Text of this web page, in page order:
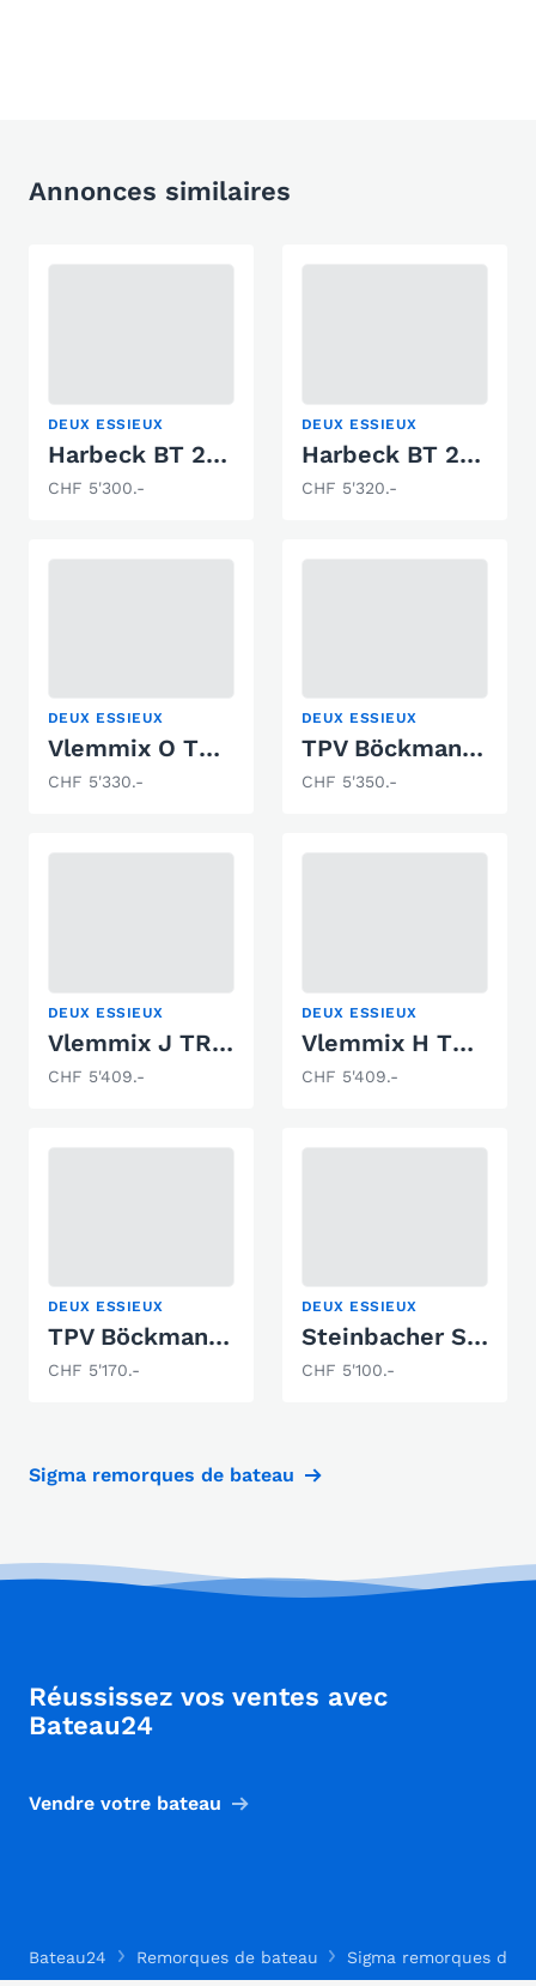
Annonces similaires
DEUX ESSIEUX
Harbeck BT 2200 M-Eco
CHF 5'300.-
DEUX ESSIEUX
Harbeck BT 2000 Vario II
CHF 5'320.-
DEUX ESSIEUX
Vlemmix O TRAILER 2700 KG 2 X AS 1350 KG
CHF 5'330.-
DEUX ESSIEUX
TPV Böckmann BA3500
CHF 5'350.-
DEUX ESSIEUX
Vlemmix J TRAILER 3000 KG 2 X AS 1500 KG
CHF 5'409.-
DEUX ESSIEUX
Vlemmix H TRAILER 3500 KG 2 X AS 1800 KG
CHF 5'409.-
DEUX ESSIEUX
TPV Böckmann BA 3500
CHF 5'170.-
DEUX ESSIEUX
Steinbacher Skiboot Trailer MBT 2000 W
CHF 5'100.-
Sigma remorques de bateau
Réussissez vos ventes avec
Bateau24
Vendre votre bateau
Bateau24 Remorques de bateau Sigma remorques de